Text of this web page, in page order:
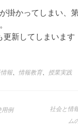
掛かってしまい、
新してしまいます
報、 情報教育、 授業実践
用例
社会と情
ム